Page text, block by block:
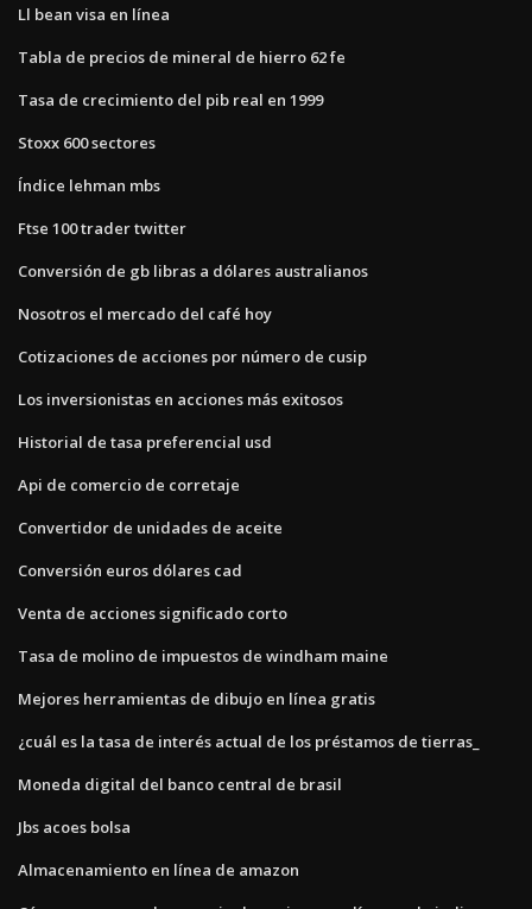
Ll bean visa en línea
Tabla de precios de mineral de hierro 62 fe
Tasa de crecimiento del pib real en 1999
Stoxx 600 sectores
Índice lehman mbs
Ftse 100 trader twitter
Conversión de gb libras a dólares australianos
Nosotros el mercado del café hoy
Cotizaciones de acciones por número de cusip
Los inversionistas en acciones más exitosos
Historial de tasa preferencial usd
Api de comercio de corretaje
Convertidor de unidades de aceite
Conversión euros dólares cad
Venta de acciones significado corto
Tasa de molino de impuestos de windham maine
Mejores herramientas de dibujo en línea gratis
¿cuál es la tasa de interés actual de los préstamos de tierras_
Moneda digital del banco central de brasil
Jbs acoes bolsa
Almacenamiento en línea de amazon